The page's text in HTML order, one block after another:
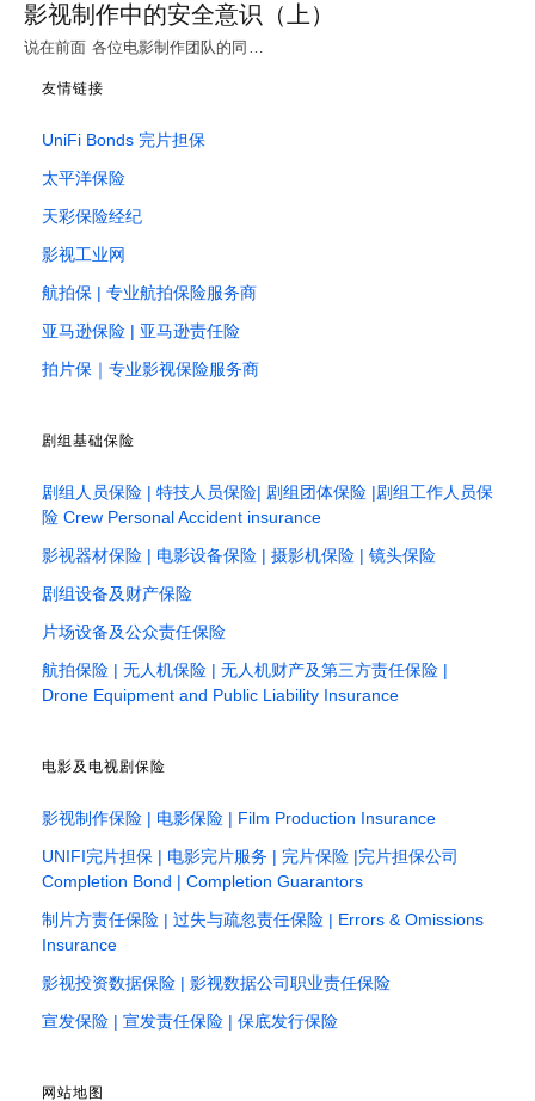
影视制作中的安全意识（上）
说在前面 各位电影制作团队的同…
友情链接
UniFi Bonds 完片担保
太平洋保险
天彩保险经纪
影视工业网
航拍保 | 专业航拍保险服务商
亚马逊保险 | 亚马逊责任险
拍片保｜专业影视保险服务商
剧组基础保险
剧组人员保险 | 特技人员保险| 剧组团体保险 |剧组工作人员保
险 Crew Personal Accident insurance
影视器材保险 | 电影设备保险 | 摄影机保险 | 镜头保险
剧组设备及财产保险
片场设备及公众责任保险
航拍保险 | 无人机保险 | 无人机财产及第三方责任保险 |
Drone Equipment and Public Liability Insurance
电影及电视剧保险
影视制作保险 | 电影保险 | Film Production Insurance
UNIFI完片担保 | 电影完片服务 | 完片保险 |完片担保公司
Completion Bond | Completion Guarantors
制片方责任保险 | 过失与疏忽责任保险 | Errors & Omissions
Insurance
影视投资数据保险 | 影视数据公司职业责任保险
宣发保险 | 宣发责任保险 | 保底发行保险
网站地图